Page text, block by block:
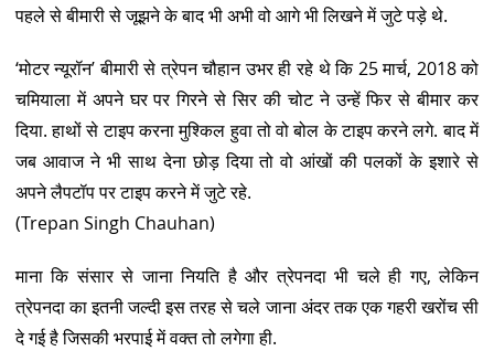
पहले से बीमारी से जूझने के बाद भी अभी वो आगे भी लिखने में जुटे पड़े थे.
‘मोटर न्यूरॉन’ बीमारी से त्रेपन चौहान उभर ही रहे थे कि 25 मार्च, 2018 को
चमियाला में अपने घर पर गिरने से सिर की चोट ने उन्हें फिर से बीमार कर
दिया. हाथों से टाइप करना मुश्किल हुवा तो वो बोल के टाइप करने लगे. बाद में
जब आवाज ने भी साथ देना छोड़ दिया तो वो आंखों की पलकों के इशारे से
अपने लैपटॉप पर टाइप करने में जुटे रहे.
(Trepan Singh Chauhan)
माना कि संसार से जाना नियति है और त्रेपनदा भी चले ही गए, लेकिन
त्रेपनदा का इतनी जल्दी इस तरह से चले जाना अंदर तक एक गहरी खरोंच सी
दे गई है जिसकी भरपाई में वक्त तो लगेगा ही.